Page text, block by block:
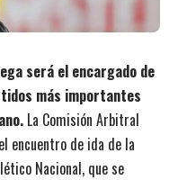
será el encargado de
más importantes
La Comisión Arbitral
encuentro de ida de la
Nacional, que se